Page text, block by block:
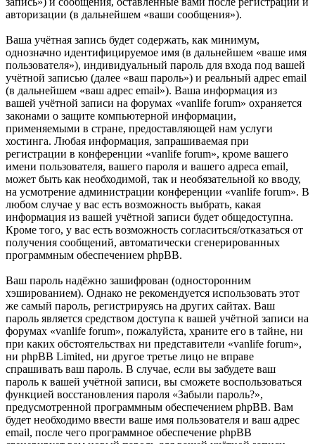
авторизации (в дальнейшем «ваши сообщения»).
Ваша учётная запись будет содержать, как минимум,
однозначно идентифицируемое имя (в дальнейшем «ваше имя
пользователя»), индивидуальный пароль для входа под вашей
учётной записью (далее «ваш пароль») и реальный адрес email
(в дальнейшем «ваш адрес email»). Ваша информация из
вашей учётной записи на форумах «vanlife forum» охраняется
законами о защите компьютерной информации,
применяемыми в стране, предоставляющей нам услуги
хостинга. Любая информация, запрашиваемая при
регистрации в конференции «vanlife forum», кроме вашего
имени пользователя, вашего пароля и вашего адреса email,
может быть как необходимой, так и необязательной ко вводу,
на усмотрение администрации конференции «vanlife forum». В
любом случае у вас есть возможность выбрать, какая
информация из вашей учётной записи будет общедоступна.
Кроме того, у вас есть возможность согласиться/отказаться от
получения сообщений, автоматически сгенерированных
программным обеспечением phpBB.
Ваш пароль надёжно зашифрован (односторонним
хэшированием). Однако не рекомендуется использовать этот
же самый пароль, регистрируясь на других сайтах. Ваш
пароль является средством доступа к вашей учётной записи на
форумах «vanlife forum», пожалуйста, храните его в тайне, ни
при каких обстоятельствах ни представители «vanlife forum»,
ни phpBB Limited, ни другое третье лицо не вправе
спрашивать ваш пароль. В случае, если вы забудете ваш
пароль к вашей учётной записи, вы сможете воспользоваться
функцией восстановления пароля «Забыли пароль?»,
предусмотренной программным обеспечением phpBB. Вам
будет необходимо ввести ваше имя пользователя и ваш адрес
email, после чего программное обеспечение phpBB